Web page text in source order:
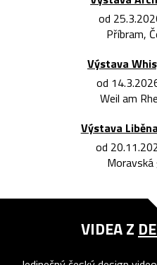
od
Příbram,
Výstava
od
Weil am
Výstava
od
Moravská
VIDEA Z